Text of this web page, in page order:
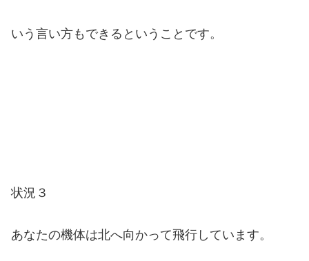
いう言い方もできるということです。
状況３
あなたの機体は北へ向かって飛行しています。